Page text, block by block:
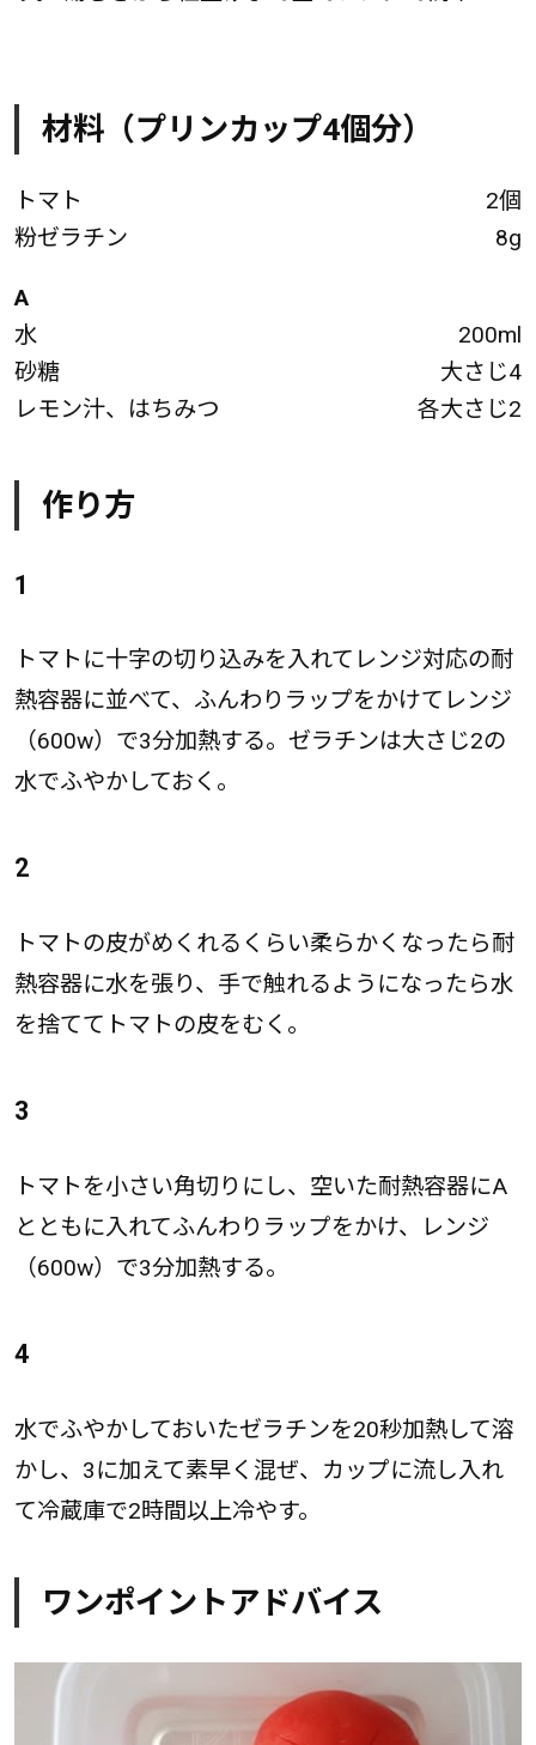
材料（プリンカップ4個分）
トマト
2個
粉ゼラチン
8g
A
水
200ml
砂糖
大さじ4
レモン汁、はちみつ
各大さじ2
作り方
1
トマトに十字の切り込みを入れてレンジ対応の耐
熱容器に並べて、ふんわりラップをかけてレンジ
（600w）で3分加熱する。ゼラチンは大さじ2の
水でふやかしておく。
2
トマトの皮がめくれるくらい柔らかくなったら耐
熱容器に水を張り、手で触れるようになったら水
を捨ててトマトの皮をむく。
3
トマトを小さい角切りにし、空いた耐熱容器にA
とともに入れてふんわりラップをかけ、レンジ
（600w）で3分加熱する。
4
水でふやかしておいたゼラチンを20秒加熱して溶
かし、3に加えて素早く混ぜ、カップに流し入れ
て冷蔵庫で2時間以上冷やす。
ワンポイントアドバイス